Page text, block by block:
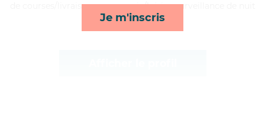
Je m'inscris
de courses/livraison, compagnie/loisirs, surveillance de nuit
et mobilité*